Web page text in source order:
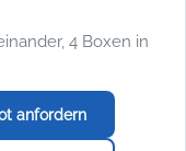
4 Boxen in
anfordern